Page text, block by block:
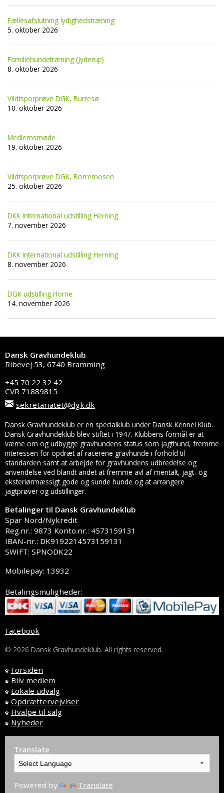
Fællesafslutning lydighedstræning
5. oktober 2026
Familiehundetræning (Jyderup)
8. oktober 2026
Vildtsporprøve DGK, Burresø
10. oktober 2026
Medlemsmøde
19. oktober 2026
Vildtsporprøve DGK, Borremosen
25. oktober 2026
DKK International udstilling Herning
7. november 2026
DKK International udstilling Herning
8. november 2026
DGK udstilling Horne
14. november 2026
Dansk Gravhundeklub
Ribevej 53, 6740 Bramming
+45 70 22 32 42
CVR 71889815
sekretariatet@dgk.dk
Dansk Gravhundeklub er en specialklub under Dansk Kennel Klub.
Dansk Gravhundeklub blev stiftet i 1947. Klubbens formål er at
værne om og udbygge gravhundens status som jagthund, fremme
interessen for opdræt af racerene gravhunde i forhold til
standarden samt at arbejde for gravhundens udbredelse og
anvendelse ved blandt andet at fremme avl af mentalt, jagt- og
eksteriørmæssigt gode og sunde hunde og at arrangere
jagtprøver og udstillinger.
Betalinger til Dansk Gravhundeklub
Spar Nord/Nykredit
Reg.nr.: 9873 Konto.nr.: 4573159131
IBAN-nr.: DK9192214573159131
SWIFT: SPNODK22
Mobilepay: 13932
Betalingsmuligheder:
Facebook
© 2026 Dansk Gravhundeklub. All rights reserved.
Forsiden
Bliv medlem
Lokale udvalg
Opdrættervejviser
Hvalpe til salg
Nyheder
Translate
Powered by Translate